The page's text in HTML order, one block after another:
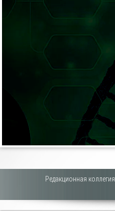
Редакционная коллегия